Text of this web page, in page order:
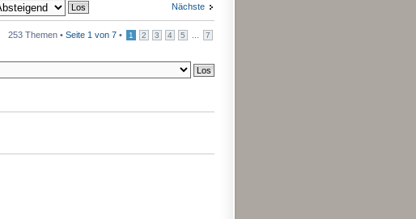
Nächste
253 Themen • Seite 1 von 7 • 1 2 3 4 5 7